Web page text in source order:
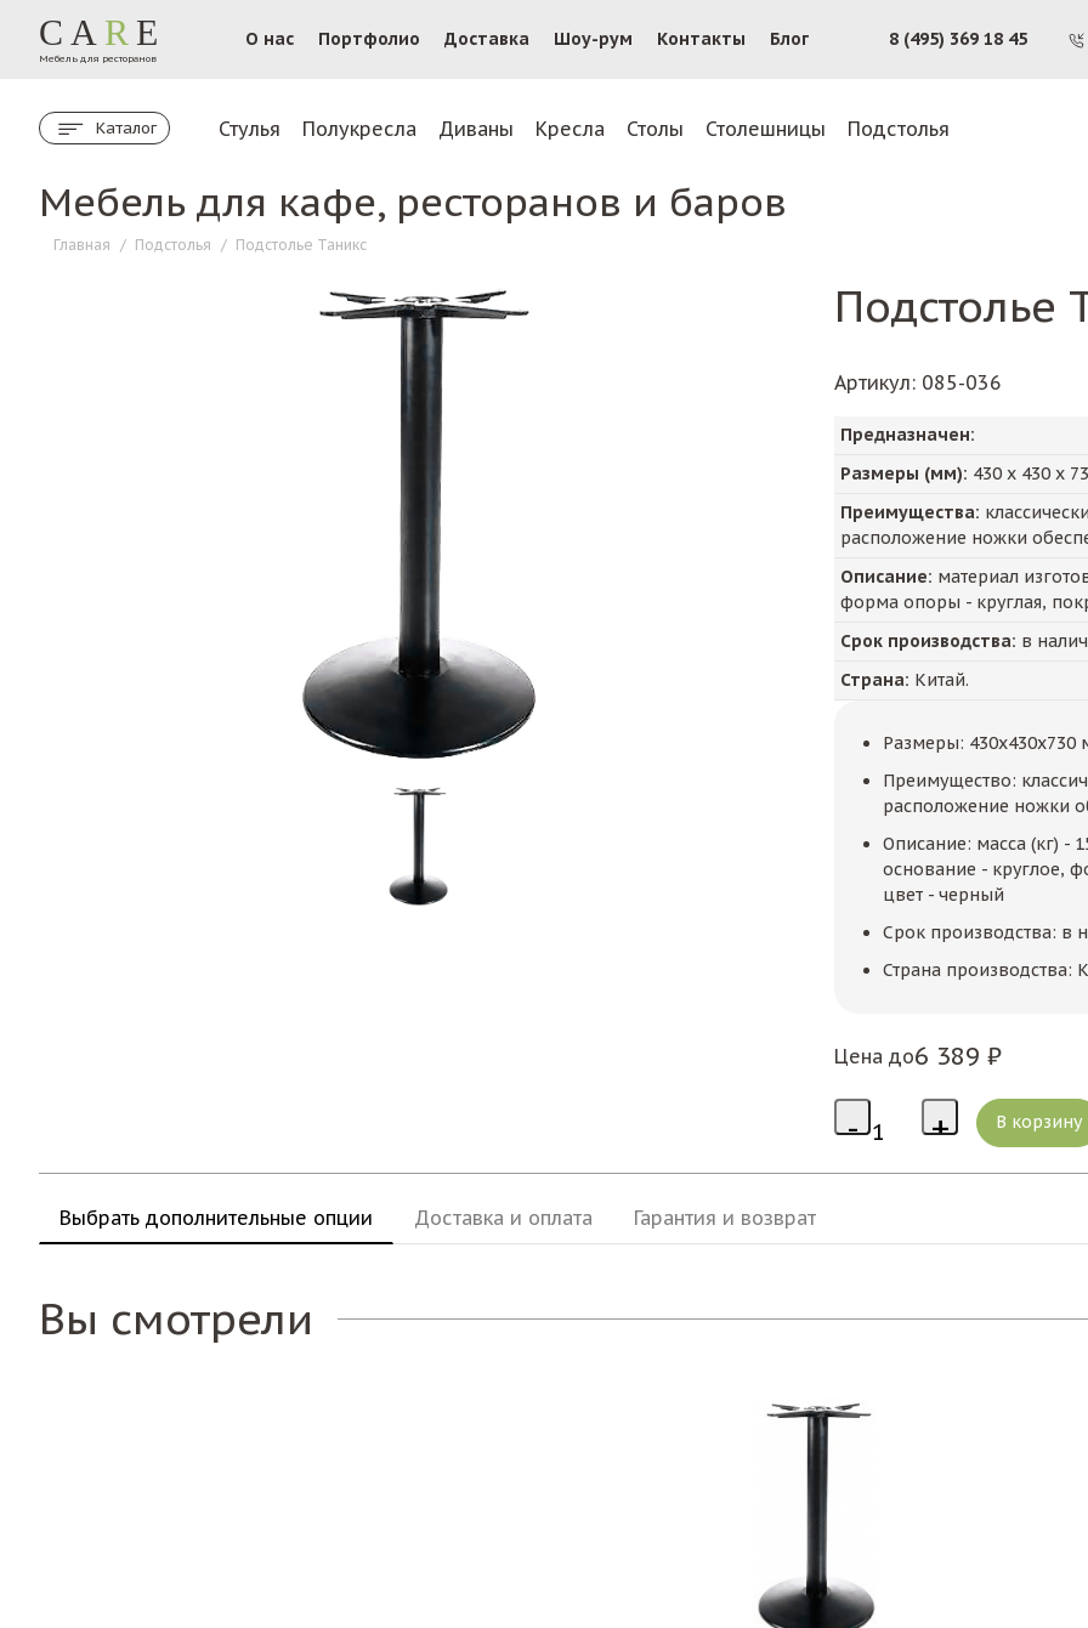
CA R E
Мебель для ресторанов
О нас Портфолио Доставка Шоу-рум Контакты Блог 8 (495) 369 18 45
Каталог Стулья Полукресла Диваны Кресла Столы Столешницы Подстолья
Мебель для кафе, ресторанов и баров
Главная / Подстолья / Подстолье Таникс
Подстолье
Артикул: 085-036
Предназначен:
Размеры (мм): 430 х 430 х
Преимущества:
расположение ножки
Описание: материал
форма опоры - круглая,
Срок производства: в
Страна: Китай.
Размеры: 430x430x730
Преимущество:
расположение ножки
Описание: масса (кг) -
основание - круглое,
цвет - черный
Срок производства: в
Страна производства:
Цена до6 389 ₽
Выбрать дополнительные опции Доставка и оплата Гарантия и возврат
Вы смотрели